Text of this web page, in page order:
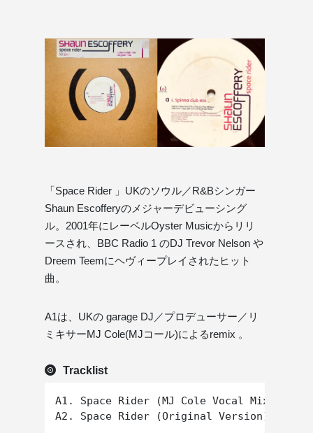
「Space Rider 」UKのソウル／R&Bシンガー
Shaun Escofferyのメジャーデビューシング
ル。2001年にレーベルOyster Musicからリリ
ースされ、BBC Radio 1 のDJ Trevor Nelson や
Dreem Teemにヘヴィープレイされたヒット
曲。
A1は、UKの garage DJ／プロデューサー／リ
ミキサーMJ Cole(MJコール)によるremix 。
Tracklist
A1. Space Rider (MJ Cole Vocal Mix)
A2. Space Rider (Original Version)